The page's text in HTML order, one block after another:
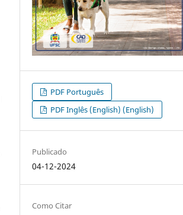
PDF Português
PDF Inglês (English) (English)
Publicado
04-12-2024
Como Citar